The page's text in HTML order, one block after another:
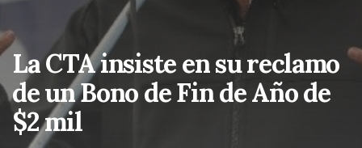
La CTA insiste en su reclamo
de un Bono de Fin de Año de
$2 mil